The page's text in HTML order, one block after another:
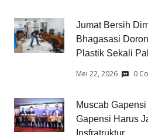
Jumat Bersih
Bhagasasi
Plastik Sekali
Mei 22, 2026 0
Muscab
Gapensi Harus
Insfratruktur